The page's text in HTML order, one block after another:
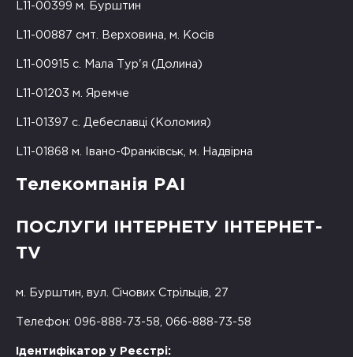
L11-00399 м. Бурштин
L11-00887 смт. Верховина, м. Косів
L11-00915 с. Мала Тур'я (Долина)
L11-01203 м. Яремче
L11-01397 с. Дебеславці (Коломия)
L11-01868 м. Івано-Франківськ, м. Надвірна
Телекомпанія РАІ
ПОСЛУГИ ІНТЕРНЕТУ ІНТЕРНЕТ-
TV
м. Бурштин, вул. Січових Стрільців, 27
Телефон: 096-888-73-58, 066-888-73-58
Ідентифікатор у Реєстрі: